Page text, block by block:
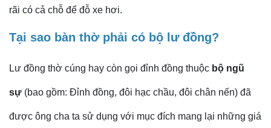
rãi có cả chỗ để đỗ xe hơi.
Tại sao bàn thờ phải có bộ lư đồng?
Lư đồng thờ cúng hay còn gọi đỉnh đồng thuộc bộ ngũ
sự (bao gồm: Đỉnh đồng, đôi hạc chầu, đôi chân nến) đã
được ông cha ta sử dụng với mục đích mang lại những giá